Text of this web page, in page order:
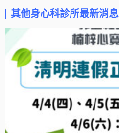
其他身心科診所最新消息